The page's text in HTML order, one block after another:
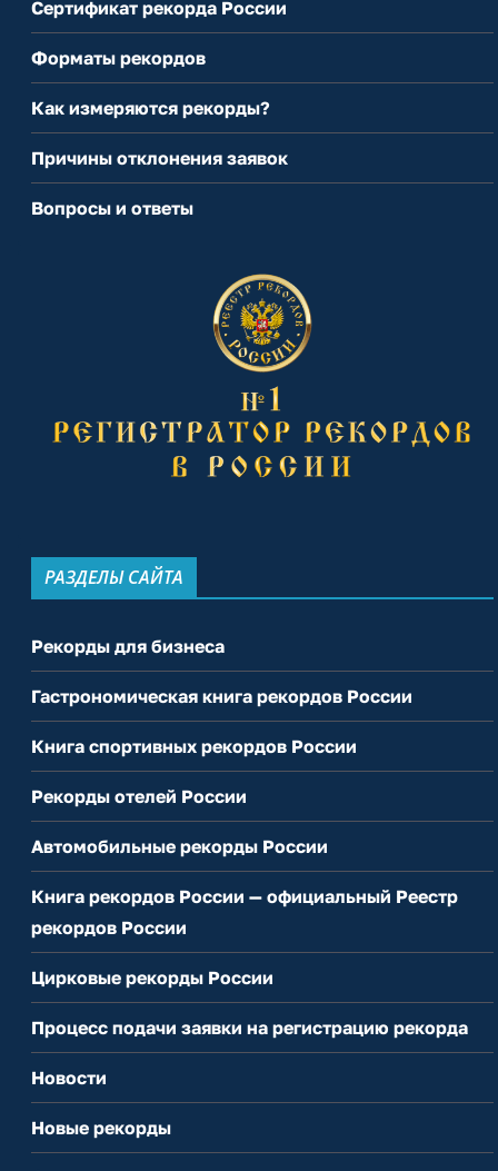
Сертификат рекорда России
Форматы рекордов
Как измеряются рекорды?
Причины отклонения заявок
Вопросы и ответы
РАЗДЕЛЫ САЙТА
Рекорды для бизнеса
Гастрономическая книга рекордов России
Книга спортивных рекордов России
Рекорды отелей России
Автомобильные рекорды России
Книга рекордов России — официальный Реестр
рекордов России
Цирковые рекорды России
Процесс подачи заявки на регистрацию рекорда
Новости
Новые рекорды